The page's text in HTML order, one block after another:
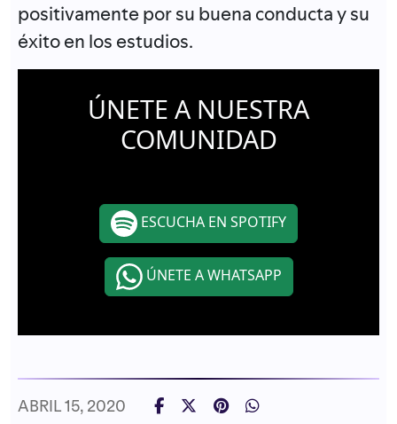
positivamente por su buena conducta y su
éxito en los estudios.
ÚNETE A NUESTRA
COMUNIDAD
ESCUCHA EN SPOTIFY
ÚNETE A WHATSAPP
ABRIL 15, 2020